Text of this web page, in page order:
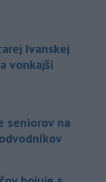
Ivanskej
vonkajší
seniorov na